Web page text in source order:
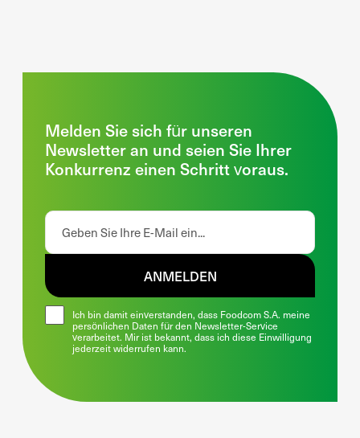
Melden Sie sich für unseren
Newsletter an und seien Sie Ihrer
Konkurrenz einen Schritt voraus.
Ich bin damit einverstanden, dass Foodcom S.A. meine
persönlichen Daten für den Newsletter-Service
verarbeitet. Mir ist bekannt, dass ich diese Einwilligung
jederzeit widerrufen kann.
ANMELDEN